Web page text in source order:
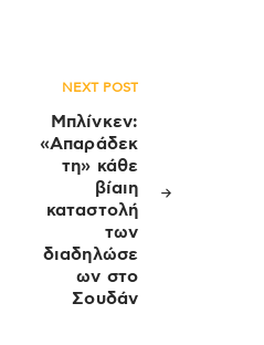
NEXT POST
Μπλίνκεν:
«Απαράδεκ
τη» κάθε
βίαιη
καταστολή
των
διαδηλώσε
ων στο
Σουδάν